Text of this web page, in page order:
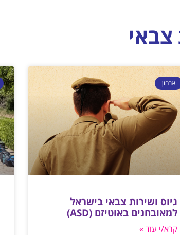
צבאי
אבחון
גיוס ושירות צבאי בישראל
למאובחנים באוטיזם (ASD)
קרא/י עוד »